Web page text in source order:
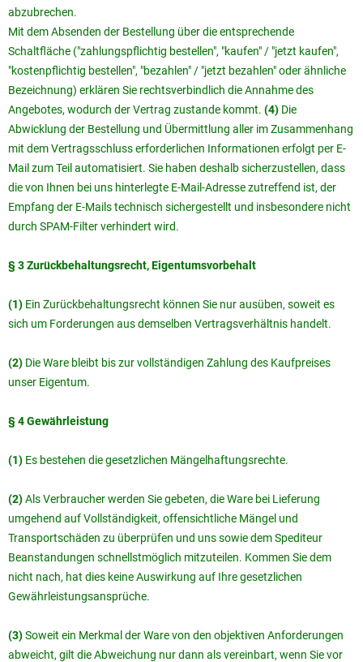
abzubrechen.
Mit dem Absenden der Bestellung über die entsprechende
Schaltfläche ("zahlungspflichtig bestellen", "kaufen" / "jetzt kaufen",
"kostenpflichtig bestellen", "bezahlen" / "jetzt bezahlen" oder ähnliche
Bezeichnung) erklären Sie rechtsverbindlich die Annahme des
Angebotes, wodurch der Vertrag zustande kommt. (4) Die
Abwicklung der Bestellung und Übermittlung aller im Zusammenhang
mit dem Vertragsschluss erforderlichen Informationen erfolgt per E-
Mail zum Teil automatisiert. Sie haben deshalb sicherzustellen, dass
die von Ihnen bei uns hinterlegte E-Mail-Adresse zutreffend ist, der
Empfang der E-Mails technisch sichergestellt und insbesondere nicht
durch SPAM-Filter verhindert wird.
§ 3 Zurückbehaltungsrecht, Eigentumsvorbehalt
(1) Ein Zurückbehaltungsrecht können Sie nur ausüben, soweit es
sich um Forderungen aus demselben Vertragsverhältnis handelt.
(2) Die Ware bleibt bis zur vollständigen Zahlung des Kaufpreises
unser Eigentum.
§ 4 Gewährleistung
(1) Es bestehen die gesetzlichen Mängelhaftungsrechte.
(2)Als Verbraucher werden Sie gebeten, die Ware bei Lieferung
umgehend auf Vollständigkeit, offensichtliche Mängel und
Transportschäden zu überprüfen und uns sowie dem Spediteur
Beanstandungen schnellstmöglich mitzuteilen. Kommen Sie dem
nicht nach, hat dies keine Auswirkung auf Ihre gesetzlichen
Gewährleistungsansprüche.
(3)Soweit ein Merkmal der Ware von den objektiven Anforderungen
abweicht, gilt die Abweichung nur dann als vereinbart, wenn Sie vor